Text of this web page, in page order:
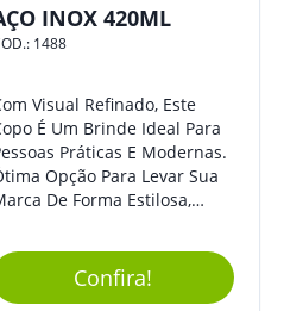
INOX 420ML
1488
Visual Refinado, Este
É Um Brinde Ideal Para
Práticas E Modernas.
Opção Para Levar Sua
De Forma Estilosa,
Empresa Em Eventos,
Corporativas Ou Até
Para Presentear
Confira!